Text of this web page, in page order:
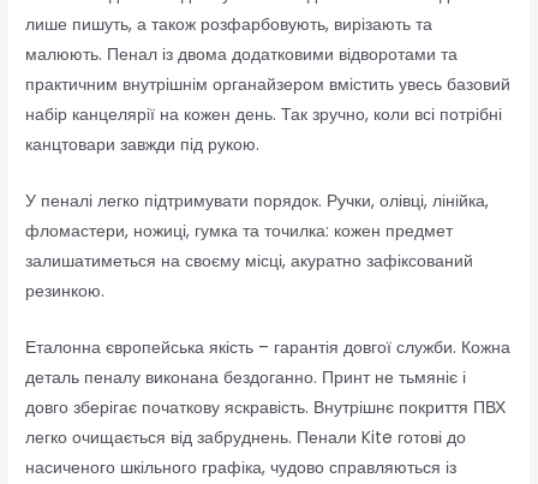
лише пишуть, а також розфарбовують, вирізають та
малюють. Пенал із двома додатковими відворотами та
практичним внутрішнім органайзером вмістить увесь базовий
набір канцелярії на кожен день. Так зручно, коли всі потрібні
канцтовари завжди під рукою.
У пеналі легко підтримувати порядок. Ручки, олівці, лінійка,
фломастери, ножиці, гумка та точилка: кожен предмет
залишатиметься на своєму місці, акуратно зафіксований
резинкою.
Еталонна європейська якість – гарантія довгої служби. Кожна
деталь пеналу виконана бездоганно. Принт не тьмяніє і
довго зберігає початкову яскравість. Внутрішнє покриття ПВХ
легко очищається від забруднень. Пенали Kite готові до
насиченого шкільного графіка, чудово справляються із